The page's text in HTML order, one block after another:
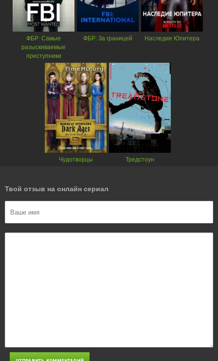
ФБР: Самые
разыскиваемые
преступники
ФБР: За границей Наследие Юпитера
Чудотворцы Тредстоун
Твой отзыв на онлайн сериал